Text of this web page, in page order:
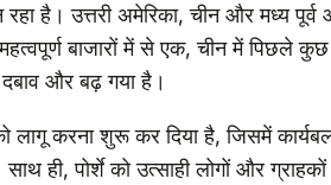
रहा है। उत्तरी अमेरिका, चीन और मध्य
बाजारों में से एक, चीन में पिछले
दबाव और बढ़ गया है।
लागू करना शुरू कर दिया है, जिसमें
ही, पोर्शे को उत्साही लोगों और